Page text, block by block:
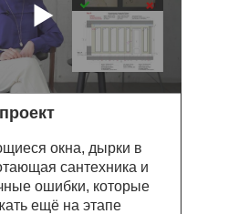
окна, дырки в
сантехника и
ошибки, которые
ещё на этапе